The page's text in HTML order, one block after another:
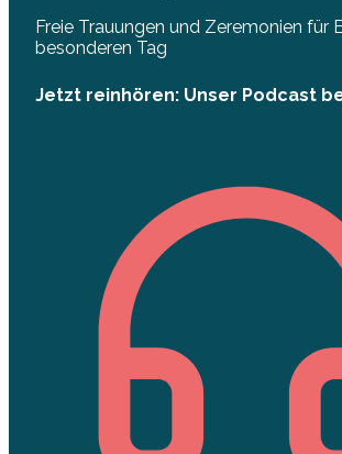
Freie Trauungen und Zeremonien für
besonderen Tag
Jetzt reinhören: Unser Podcast